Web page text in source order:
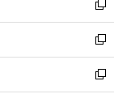
く
で
開
く
ド
ウ
で
開
く
ィ
ン
ド
ウ
で
い
ウ
ィ
ン
ド
新
し
い
ウ
ィ
新
し
い
新